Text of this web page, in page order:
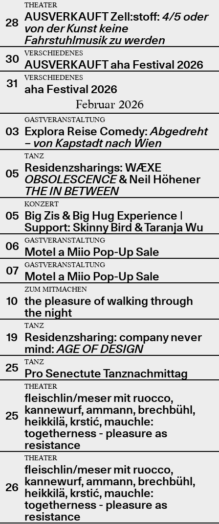
28
THEATER
AUSVERKAUFT Zell:stoff: 4/5 oder
von der Kunst keine
Fahrstuhlmusik zu werden
30
VERSCHIEDENES
AUSVERKAUFT aha Festival 2026
31
VERSCHIEDENES
aha Festival 2026
Februar 2026
03
GASTVERANSTALTUNG
Explora Reise Comedy:Abgedreht
– von Kapstadt nach Wien
05
TANZ
Residenzsharings: WÆXE
OBSOLESCENCE& Neil Höhener
THE IN BETWEEN
05
KONZERT
Big Zis & Big Hug Experience |
Support: Skinny Bird & Taranja Wu
06
GASTVERANSTALTUNG
Motel a Miio Pop-Up Sale
07
GASTVERANSTALTUNG
Motel a Miio Pop-Up Sale
10
ZUM MITMACHEN
the pleasure of walking through
the night
19
TANZ
Residenzsharing: company never
mind:AGE OF DESIGN
25
TANZ
Pro Senectute Tanznachmittag
25
THEATER
fleischlin/meser mit ruocco,
kannewurf, ammann, brechbühl,
heikkilä, krstić, mauchle:
togetherness - pleasure as
resistance
26
THEATER
fleischlin/meser mit ruocco,
kannewurf, ammann, brechbühl,
heikkilä, krstić, mauchle:
togetherness - pleasure as
resistance